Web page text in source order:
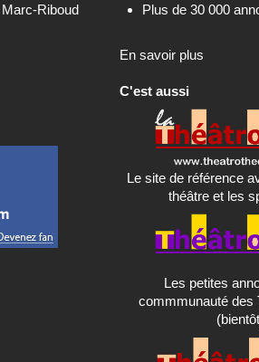
Riboud
Plus de 30 000
En savoir plus
C'est aussi
Le site de référence
théâtre et les
Les petites
commmunauté des